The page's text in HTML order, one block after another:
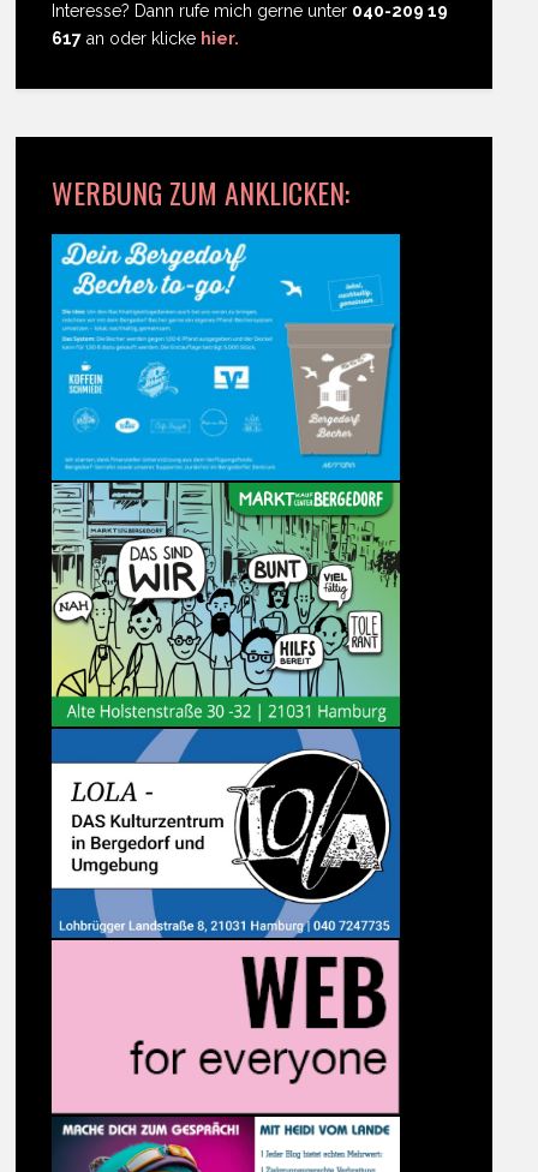
Interesse? Dann rufe mich gerne unter 040-209 19
617 an oder klicke hier.
WERBUNG ZUM ANKLICKEN: